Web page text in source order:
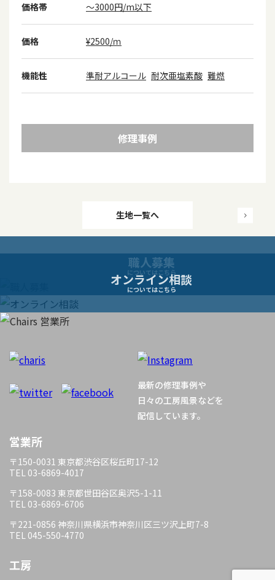
価格帯 ～3000円/m以下
価格 ¥2500/ｍ
機能性 準耐アルコール 耐次亜塩素酸 難燃
修理事例
稿
ビ
ー
シ
ョ
ン
生地一覧へ
職人募集
についてはこちら
オンライン相談
についてはこちら
最新の修理事例や
日々の工房風景などを
配信しています。
営業所
〒150-0031 東京都渋谷区桜丘町17-12
TEL 03-6869-4017
〒158-0083 東京都世田谷区奥沢5-1-11
TEL 03-6869-6706
〒221-0856 神奈川県横浜市神奈川区三ツ沢上町7-8
TEL 045-550-4770
工房